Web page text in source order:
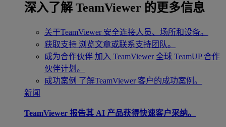
深入了解 TeamViewer 的更多信息
关于TeamViewer 安全连接人员、场所和设备。
获取支持 浏览文章或联系支持团队。
成为合作伙伴 加入 TeamViewer 全球 TeamUP 合作
伙伴计划。
成功案例 了解TeamViewer 客户的成功案例。
新闻
TeamViewer 报告其 AI 产品获得快速客户采纳。